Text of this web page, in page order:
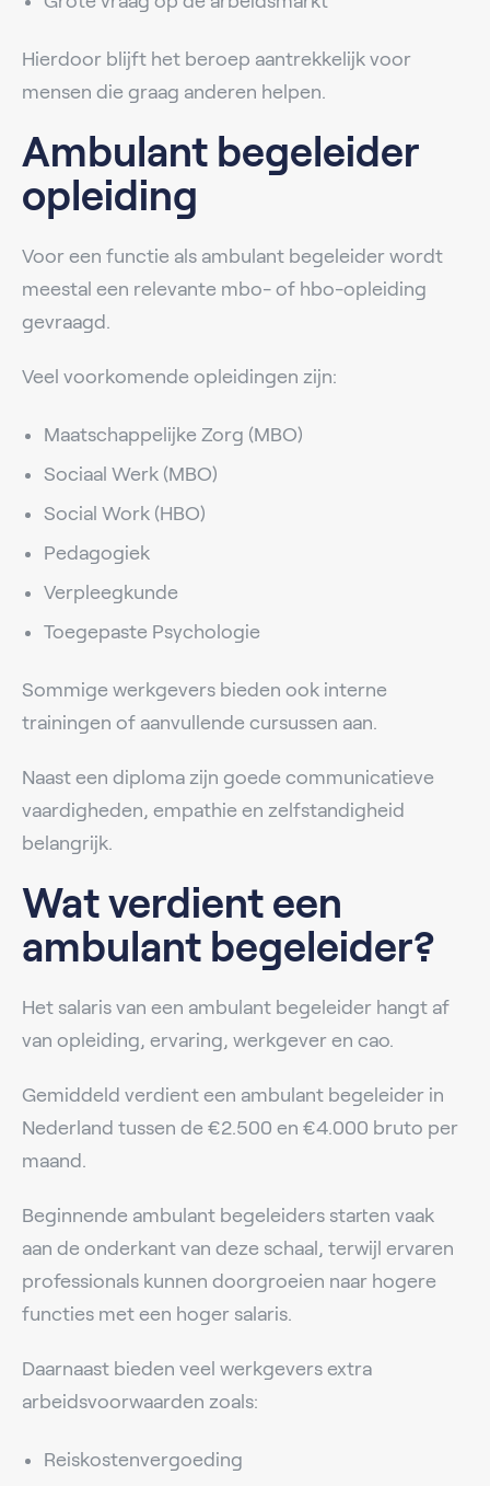
Hierdoor blijft het beroep aantrekkelijk voor
mensen die graag anderen helpen.
Ambulant begeleider
opleiding
Voor een functie als ambulant begeleider wordt
meestal een relevante mbo- of hbo-opleiding
gevraagd.
Veel voorkomende opleidingen zijn:
Maatschappelijke Zorg (MBO)
Sociaal Werk (MBO)
Social Work (HBO)
Pedagogiek
Verpleegkunde
Toegepaste Psychologie
Sommige werkgevers bieden ook interne
trainingen of aanvullende cursussen aan.
Naast een diploma zijn goede communicatieve
vaardigheden, empathie en zelfstandigheid
belangrijk.
Wat verdient een
ambulant begeleider?
Het salaris van een ambulant begeleider hangt af
van opleiding, ervaring, werkgever en cao.
Gemiddeld verdient een ambulant begeleider in
Nederland tussen de €2.500 en €4.000 bruto per
maand.
Beginnende ambulant begeleiders starten vaak
aan de onderkant van deze schaal, terwijl ervaren
professionals kunnen doorgroeien naar hogere
functies met een hoger salaris.
Daarnaast bieden veel werkgevers extra
arbeidsvoorwaarden zoals:
Reiskostenvergoeding